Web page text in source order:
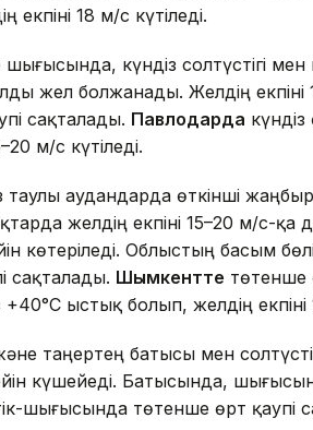
18 м/с күтіледі.
шығысында, күндіз солтүстігі
жел болжанады. Желдің екпіні
сақталады. Павлодарда
м/с күтіледі.
таулы аудандарда өткінші
желдің екпіні 15–20 м/с-қа
көтеріледі. Облыстың басым
сақталады. Шымкентте төтенше
+40°C ыстық болып, желдің
таңертең батысы мен
күшейеді. Батысында,
шығысында төтенше өрт қаупі